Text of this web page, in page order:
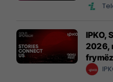
IPKO,
2026,